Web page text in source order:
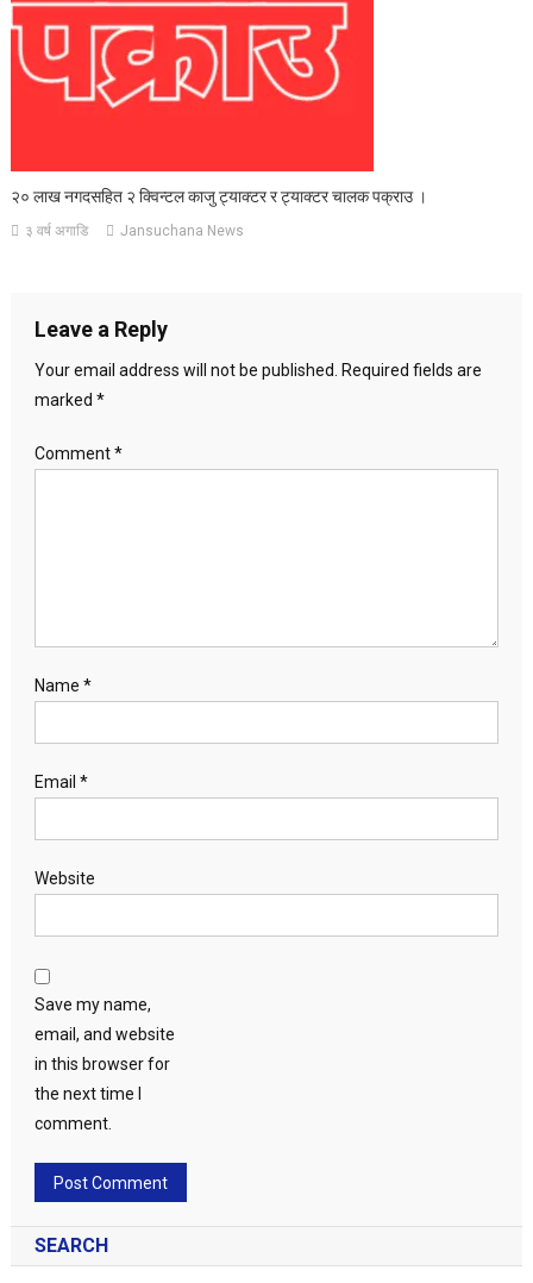
२० लाख नगदसहित २ क्विन्टल काजु ट्याक्टर र ट्याक्टर चालक पक्राउ ।
३ वर्ष अगाडि Jansuchana News
Leave a Reply
Your email address will not be published.
Required fields are
marked *
Comment*
Name *
Email *
Website
Save my name,
email, and website
in this browser for
the next time I
comment.
SEARCH